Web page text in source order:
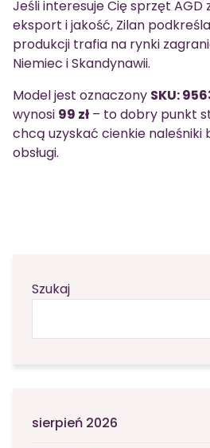
Jeśli interesuje Cię sprzęt
eksport i jakość, Zilan
produkcji trafia na rynki
Niemiec i Skandynawii.
Model jest oznaczony SKU:
wynosi 99 zł – to dobry punkt
chcą uzyskać cienkie naleśniki
obsługi.
Szukaj
sierpień 2026